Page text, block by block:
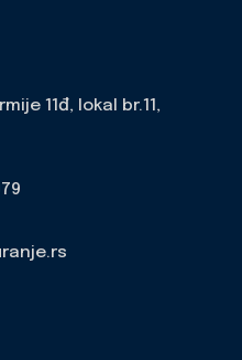
11đ, lokal br.11,